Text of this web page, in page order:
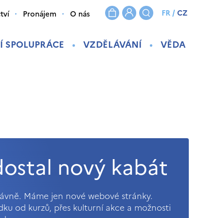
SPOLUPRÁCE VZDĚLÁVÁNÍ VĚDA
Pronájem O nás FR/CZ
nový kabát
Máme jen nové webové stránky.
od kurzů, přes kulturní akce a možnosti